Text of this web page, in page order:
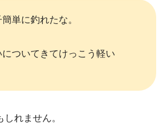
単に釣れたな。
ついてきてけっこう軽い
れません。